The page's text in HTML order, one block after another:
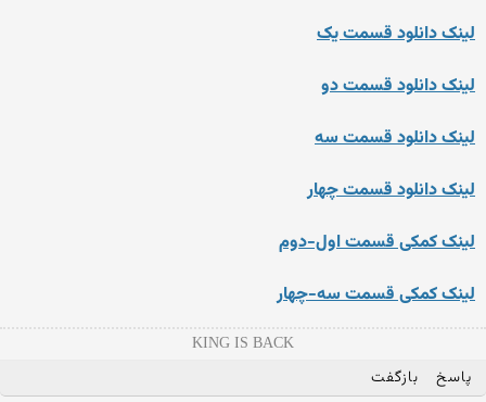
لینک دانلود قسمت یک
لینک دانلود قسمت دو
لینک دانلود قسمت سه
لینک دانلود قسمت چهار
لینک کمکی قسمت اول-دوم
لینک کمکی قسمت سه-چهار
KING IS BACK
پاسخ بازگفت